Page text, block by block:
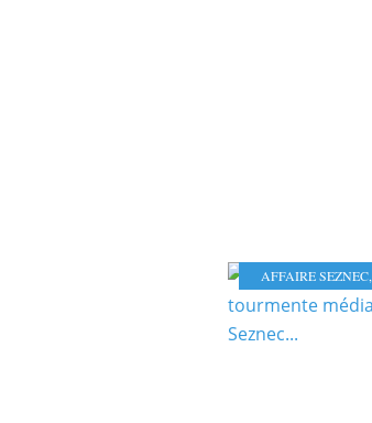
AFFAIRE SEZNEC,